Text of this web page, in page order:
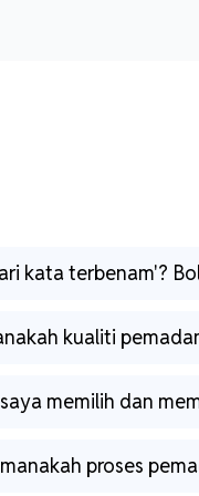
kata terbenam'?
kualiti
memilih dan
proses